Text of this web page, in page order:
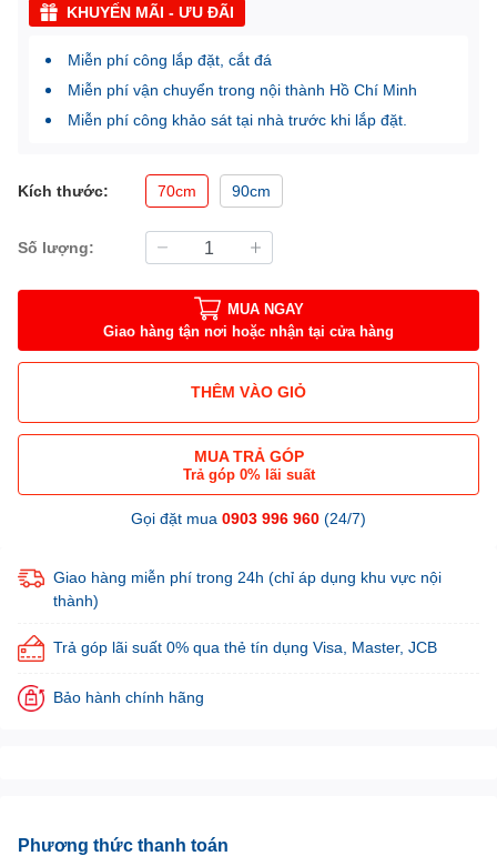
KHUYẾN MÃI - ƯU ĐÃI
Miễn phí công lắp đặt, cắt đá
Miễn phí vận chuyển trong nội thành Hồ Chí Minh
Miễn phí công khảo sát tại nhà trước khi lắp đặt.
Kích thước: 70cm 90cm
Số lượng:
MUA NGAY
Giao hàng tận nơi hoặc nhận tại cửa hàng
THÊM VÀO GIỎ
MUA TRẢ GÓP
Trả góp 0% lãi suất
Gọi đặt mua 0903 996 960 (24/7)
Giao hàng miễn phí trong 24h (chỉ áp dụng khu vực nội
thành)
Trả góp lãi suất 0% qua thẻ tín dụng Visa, Master, JCB
Bảo hành chính hãng
Phương thức thanh toán